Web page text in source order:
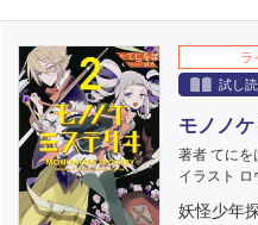
ラ
試し
モノノ
著者 てにを
イラスト ロ
妖怪少年